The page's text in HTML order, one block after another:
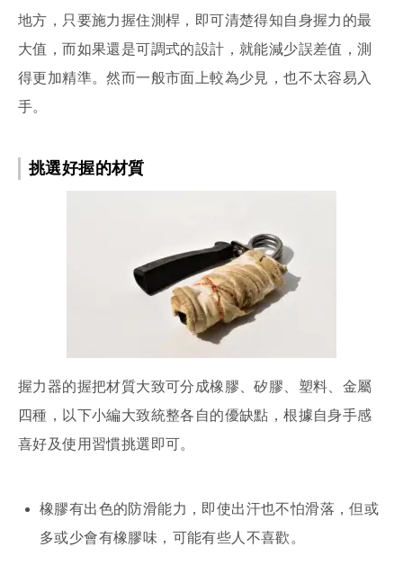
地方，只要施力握住測桿，即可清楚得知自身握力的最
大值，而如果還是可調式的設計，就能減少誤差值，測
得更加精準。然而一般市面上較為少見，也不太容易入
手。
挑選好握的材質
握力器的握把材質大致可分成橡膠、矽膠、塑料、金屬
四種，以下小編大致統整各自的優缺點，根據自身手感
喜好及使用習慣挑選即可。
橡膠有出色的防滑能力，即使出汗也不怕滑落，但或
多或少會有橡膠味，可能有些人不喜歡。